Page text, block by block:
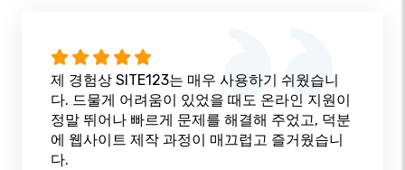
제 경험상 SITE123는 매우 사용하기 쉬웠습니
다. 드물게 어려움이 있었을 때도 온라인 지원이
정말 뛰어나 빠르게 문제를 해결해 주었고, 덕분
에 웹사이트 제작 과정이 매끄럽고 즐거웠습니
다.